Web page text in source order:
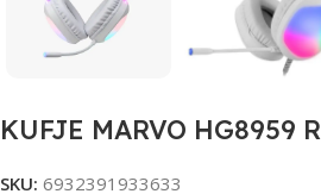
KUFJE MARVO HG8959
SKU: 6932391933633